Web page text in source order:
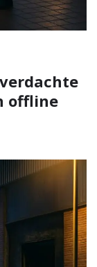
offline